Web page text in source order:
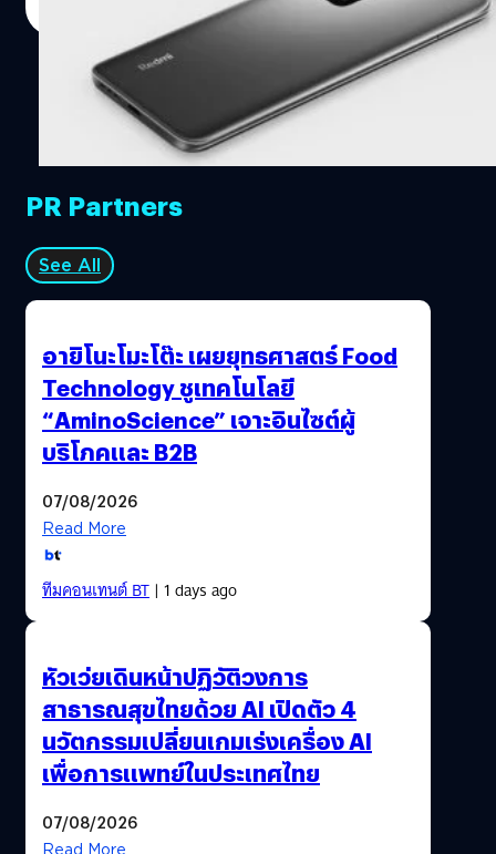
PR Partners
See All
อายิโนะโมะโต๊ะ เผยยุทธศาสตร์ Food
Technology ชูเทคโนโลยี
“AminoScience” เจาะอินไซต์ผู้
บริโภคและ B2B
07/08/2026
Read More
ทีมคอนเทนต์ BT| 1 days ago
หัวเว่ยเดินหน้าปฏิวัติวงการ
สาธารณสุขไทยด้วย AI เปิดตัว 4
นวัตกรรมเปลี่ยนเกมเร่งเครื่อง AI
เพื่อการแพทย์ในประเทศไทย
07/08/2026
Read More